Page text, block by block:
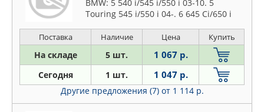
BMW: 5 540 i/545 i/550 i 03-10. 5
Touring 545 i/550 i 04-. 6 645 Ci/650 i
Поставка Наличие Цена Купить
На складе 5 шт. 1 067 р.
Сегодня 1 шт. 1 047 р.
Другие предложения (7) от 1 114 р.